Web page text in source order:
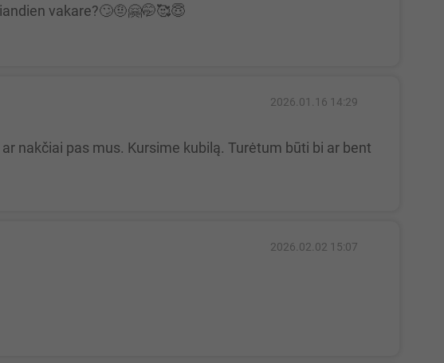
vakare?🙄🤨🤗🤭🥰😇
2026.01.16 14:29
2026.02.02 15:07